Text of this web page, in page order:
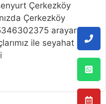
Çerkezköy
Çerkezköy
arayarak
ile seyahat